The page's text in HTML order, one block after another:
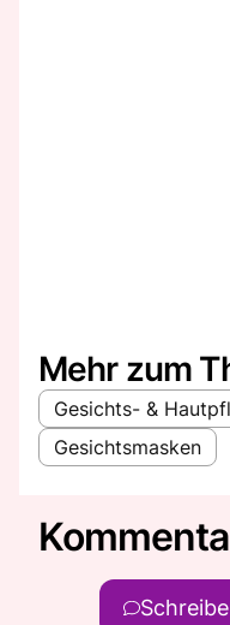
Mehr zum
Gesichts- &
Gesichtsmasken